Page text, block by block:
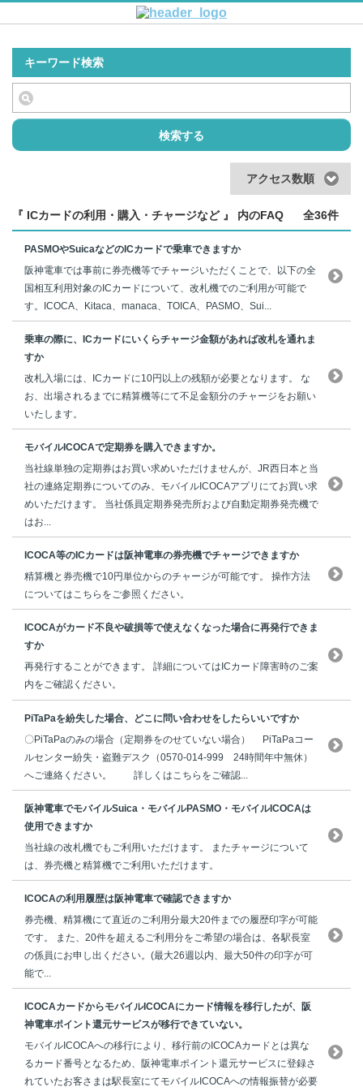
キーワード検索
検索する
アクセス数順
『 ICカードの利用・購入・チャージなど 』 内のFAQ 全36件
PASMOやSuicaなどのICカードで乗車できますか
阪神電車では事前に券売機等でチャージいただくことで、以下の全
国相互利用対象のICカードについて、改札機でのご利用が可能で
す。ICOCA、Kitaca、manaca、TOICA、PASMO、Sui...
乗車の際に、ICカードにいくらチャージ金額があれば改札を通れま
すか
改札入場には、ICカードに10円以上の残額が必要となります。 な
お、出場されるまでに精算機等にて不足金額分のチャージをお願い
いたします。
モバイルICOCAで定期券を購入できますか。
当社線単独の定期券はお買い求めいただけませんが、JR西日本と当
社の連絡定期券についてのみ、モバイルICOCAアプリにてお買い求
めいただけます。 当社係員定期券発売所および自動定期券発売機で
はお...
ICOCA等のICカードは阪神電車の券売機でチャージできますか
精算機と券売機で10円単位からのチャージが可能です。 操作方法
についてはこちらをご参照ください。
ICOCAがカード不良や破損等で使えなくなった場合に再発行できま
すか
再発行することができます。 詳細についてはICカード障害時のご案
内をご確認ください。
PiTaPaを紛失した場合、どこに問い合わせをしたらいいですか
〇PiTaPaのみの場合（定期券をのせていない場合） PiTaPaコー
ルセンター紛失・盗難デスク（0570-014-999 24時間年中無休）
へご連絡ください。 詳しくはこちらをご確認...
阪神電車でモバイルSuica・モバイルPASMO・モバイルICOCAは
使用できますか
当社線の改札機でもご利用いただけます。 またチャージについて
は、券売機と精算機でご利用いただけます。
ICOCAの利用履歴は阪神電車で確認できますか
券売機、精算機にて直近のご利用分最大20件までの履歴印字が可能
です。 また、20件を超えるご利用分をご希望の場合は、各駅長室
の係員にお申し出ください。(最大26週以内、最大50件の印字が可
能で...
ICOCAカードからモバイルICOCAにカード情報を移行したが、阪
神電車ポイント還元サービスが移行できていない。
モバイルICOCAへの移行により、移行前のICOCAカードとは異な
るカード番号となるため、阪神電車ポイント還元サービスに登録さ
れていたお客さまは駅長室にてモバイルICOCAへの情報振替が必要